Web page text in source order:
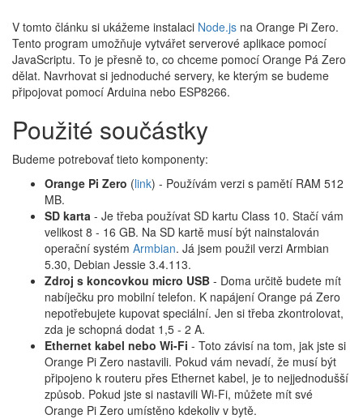
V tomto článku si ukážeme instalaci Node.js na Orange Pi Zero.
Tento program umožňuje vytvářet serverové aplikace pomocí
JavaScriptu. To je přesně to, co chceme pomocí Orange Pá Zero
dělat. Navrhovat si jednoduché servery, ke kterým se budeme
připojovat pomocí Arduina nebo ESP8266.
Použité součástky
Budeme potrebovať tieto komponenty:
Orange Pi Zero (link) - Používám verzi s pamětí RAM 512
MB.
SD karta - Je třeba používat SD kartu Class 10. Stačí vám
velikost 8 - 16 GB. Na SD kartě musí být nainstalován
operační systém Armbian. Já jsem použil verzi Armbian
5.30, Debian Jessie 3.4.113.
Zdroj s koncovkou micro USB - Doma určitě budete mít
nabíječku pro mobilní telefon. K napájení Orange pá Zero
nepotřebujete kupovat speciální. Jen si třeba zkontrolovat,
zda je schopná dodat 1,5 - 2 A.
Ethernet kabel nebo Wi-Fi - Toto závisí na tom, jak jste si
Orange Pi Zero nastavili. Pokud vám nevadí, že musí být
připojeno k routeru přes Ethernet kabel, je to nejjednodušší
způsob. Pokud jste si nastavili Wi-Fi, můžete mít své
Orange Pi Zero umístěno kdekoliv v bytě.